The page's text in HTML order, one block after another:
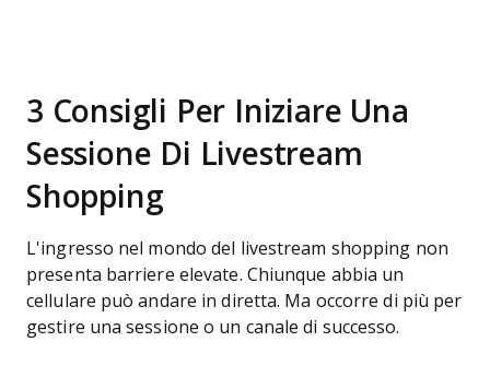
3 Consigli Per Iniziare Una
Sessione Di Livestream
Shopping
L'ingresso nel mondo del livestream shopping non
presenta barriere elevate. Chiunque abbia un
cellulare può andare in diretta. Ma occorre di più per
gestire una sessione o un canale di successo.